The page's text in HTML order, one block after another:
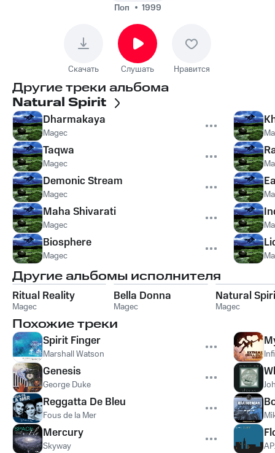
Поп
1999
Скачать Слушать Нравится
Другие треки альбома
Natural Spirit
Dharmakaya
Magec
Taqwa
Magec
Demonic Stream
Magec
Maha Shivarati
Magec
Biosphere
Magec
Другие альбомы исполнителя
Ritual Reality
Magec
Bella Donna
Magec
Natural
Magec
Похожие треки
Spirit Finger
Marshall Watson
Genesis
George Duke
Reggatta De Bleu
Fous de la Mer
Mercury
Skyway